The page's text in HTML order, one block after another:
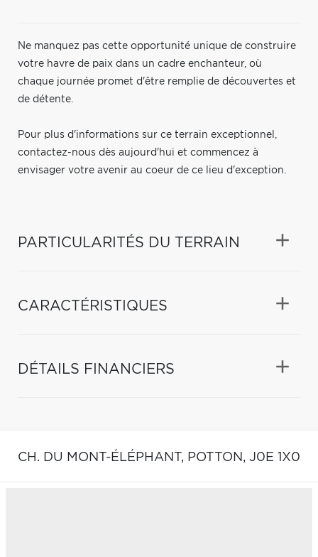
Ne manquez pas cette opportunité unique de construire
votre havre de paix dans un cadre enchanteur, où
chaque journée promet d'être remplie de découvertes et
de détente.
Pour plus d'informations sur ce terrain exceptionnel,
contactez-nous dès aujourd'hui et commencez à
envisager votre avenir au coeur de ce lieu d'exception.
PARTICULARITÉS DU TERRAIN
CARACTÉRISTIQUES
DÉTAILS FINANCIERS
CH. DU MONT-ÉLÉPHANT, POTTON, J0E 1X0